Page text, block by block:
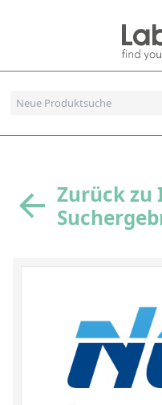
Referenzstandards für die
Referenzstandards für die
Organische
Anorganische
Zurück zu